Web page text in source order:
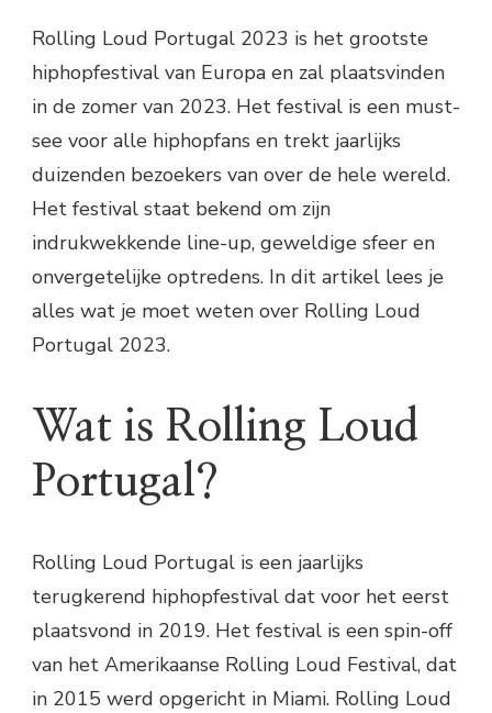
Rolling Loud Portugal 2023 is het grootste
hiphopfestival van Europa en zal plaatsvinden
in de zomer van 2023. Het festival is een must-
see voor alle hiphopfans en trekt jaarlijks
duizenden bezoekers van over de hele wereld.
Het festival staat bekend om zijn
indrukwekkende line-up, geweldige sfeer en
onvergetelijke optredens. In dit artikel lees je
alles wat je moet weten over Rolling Loud
Portugal 2023.
Wat is Rolling Loud
Portugal?
Rolling Loud Portugal is een jaarlijks
terugkerend hiphopfestival dat voor het eerst
plaatsvond in 2019. Het festival is een spin-off
van het Amerikaanse Rolling Loud Festival, dat
in 2015 werd opgericht in Miami. Rolling Loud